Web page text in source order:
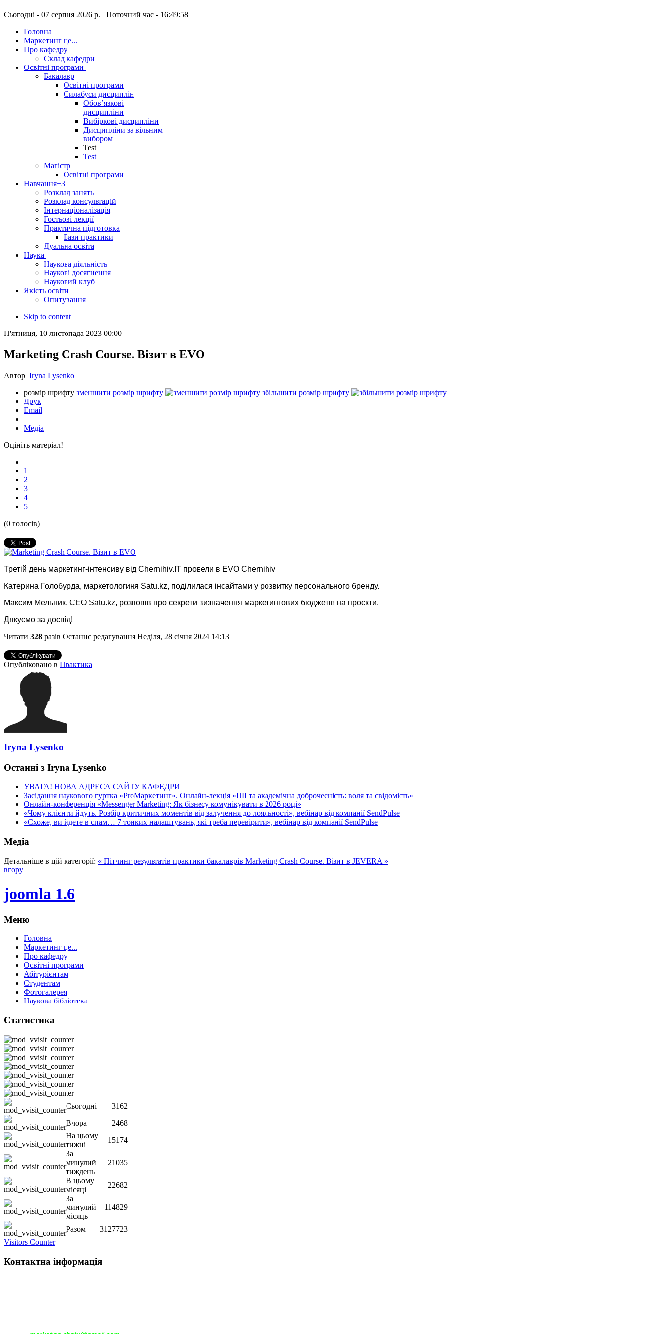
Сьогодні - 07 серпня 2026 р. Поточний час - 16:49:58
Головна
Маркетинг це...
Про кафедру
Склад кафедри
Освітні програми
Бакалавр
Освітні програми
Силабуси дисциплін
Обов’язкові
дисципліни
Вибіркові дисципліни
Дисципліни за вільним
вибором
Test
Test
Магістр
Освітні програми
Навчання+3
Розклад занять
Розклад консультацій
Інтернаціоналізація
Гостьові лекції
Практична підготовка
Бази практики
Дуальна освіта
Наука
Наукова діяльність
Наукові досягнення
Науковий клуб
Якість освіти
Опитування
Skip to content
П'ятниця, 10 листопада 2023 00:00
Marketing Crash Course. Візит в EVO
Автор Iryna Lysenko
розмір шрифту зменшити розмір шрифту
збільшити розмір шрифту
Друк
Email
Медіа
Оцініть матеріал!
1
2
3
4
5
(0 голосів)
Третій день маркетинг-інтенсиву від Chernihiv.IT провели в EVO Chernihiv
Катерина Голобурда, маркетологиня Satu.kz, поділилася інсайтами у розвитку персонального бренду.
Максим Мельник, CEO Satu.kz, розповів про секрети визначення маркетингових бюджетів на проєкти.
Дякуємо за досвід!
Читати 328 разів Останнє редагування Неділя, 28 січня 2024 14:13
Опубліковано в Практика
Iryna Lysenko
Останні з Iryna Lysenko
УВАГА! НОВА АДРЕСА САЙТУ КАФЕДРИ
Засідання наукового гуртка «ProМаркетинг». Онлайн-лекція «ШІ та академічна доброчесність: воля та свідомість»
Онлайн-конференція «Messenger Marketing: Як бізнесу комунікувати в 2026 році»
«Чому клієнти йдуть. Розбір критичних моментів від залучення до лояльності», вебінар від компанії SendPulse
«Схоже, ви йдете в спам… 7 тонких налаштувань, які треба перевірити», вебінар від компанії SendPulse
Медіа
Детальніше в цій категорії: « Пітчинг результатів практики бакалаврів Marketing Crash Course. Візит в JEVERA »
вгору
joomla 1.6
Меню
Головна
Маркетинг це...
Про кафедру
Освітні програми
Абітурієнтам
Студентам
Фотогалерея
Наукова бібліотека
Статистика
Сьогодні
3162
Вчора
2468
На цьому
тижні
15174
За
минулий
тиждень
21035
В цьому
місяці
22682
За
минулий
місяць
114829
Разом
3127723
Visitors Counter
Контактна інформація